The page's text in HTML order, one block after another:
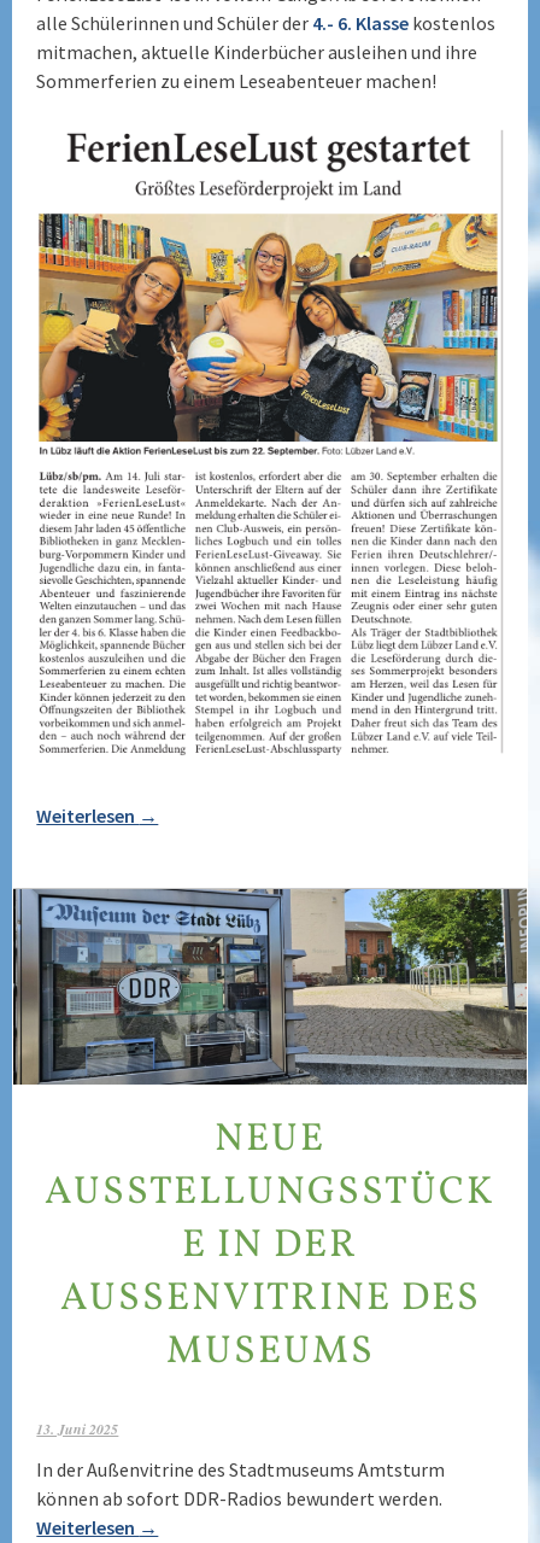
alle Schülerinnen und Schüler der 4.- 6. Klasse kostenlos
mitmachen, aktuelle Kinderbücher ausleihen und ihre
Sommerferien zu einem Leseabenteuer machen!
Weiterlesen →
NEUE
AUSSTELLUNGSSTÜCK
E IN DER
AUSSENVITRINE DES M
USEUMS
13. Juni 2025
In der Außenvitrine des Stadtmuseums Amtsturm
können ab sofort DDR-Radios bewundert werden.
Weiterlesen →